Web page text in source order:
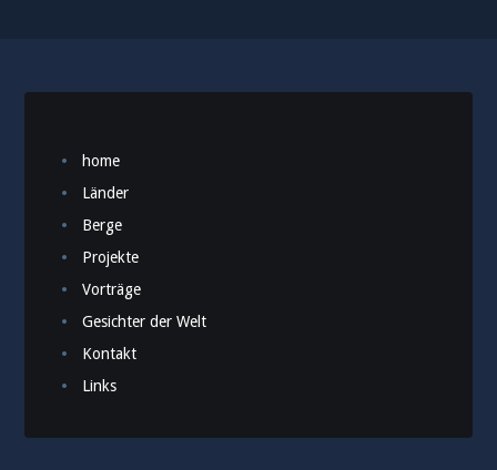
home
Länder
Berge
Projekte
Vorträge
Gesichter der Welt
Kontakt
Links